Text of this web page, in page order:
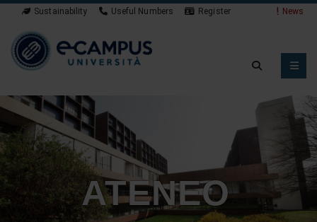
Sustainability Useful Numbers Register News
ATENEO